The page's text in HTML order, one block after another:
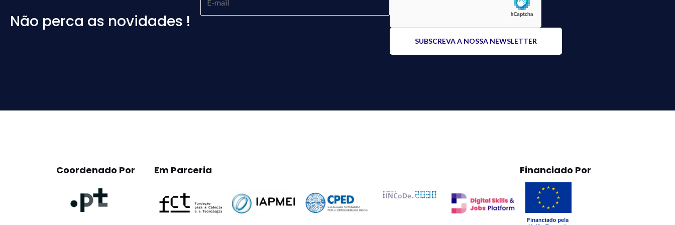
Não perca as novidades !
Coordenado Por Em Parceria Financiado Por